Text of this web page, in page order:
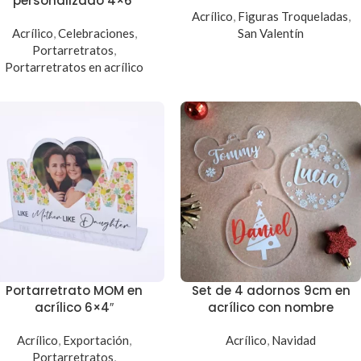
Acrílico,Celebraciones,
Portarretratos,
Portarretratos en acrílico
Acrílico, Figuras Troqueladas,
San Valentín
Portarretrato MOM en
acrílico 6×4″
Acrílico, Exportación,
Portarretratos,
Set de 4 adornos 9cm en
acrílico con nombre
Acrílico, Navidad